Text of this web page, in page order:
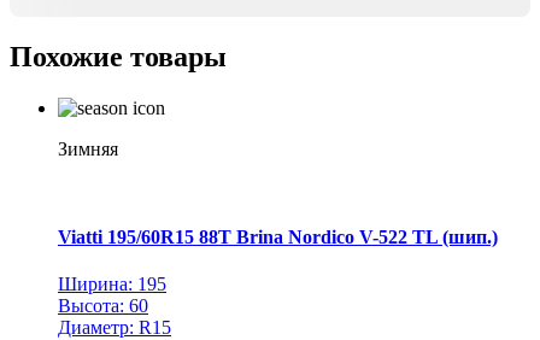
M+S
Похожие товары
Зимняя
Viatti 195/60R15 88T Brina Nordico V-522 TL (шип.)
Ширина: 195
Высота: 60
Диаметр: R15